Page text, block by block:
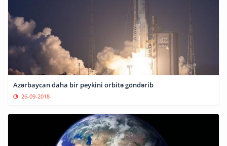
Azərbaycan daha bir peykini orbitə göndərib
26-09-2018